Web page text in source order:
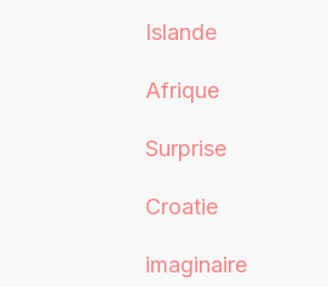
Islande
Afrique
Surprise
Croatie
imaginaire